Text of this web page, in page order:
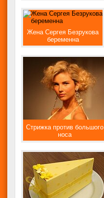
Жена Сергея Безрукова
беременна
Стрижка против большого
носа